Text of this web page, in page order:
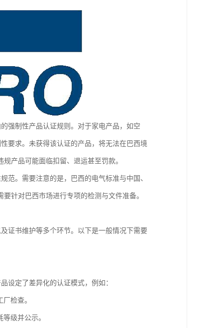
强制性产品认证规则。对于家电产品，如空
要求。未获得该认证的产品，将无法在巴西境
产品可能面临扣留、退运甚至罚款。
范。需要注意的是，巴西的电气标准与中国、
针对巴西市场进行专项的检测与文件准备。
证书维护等多个环节。以下是一般情况下需要
设定了差异化的认证模式，例如：
检查。
级并公示。